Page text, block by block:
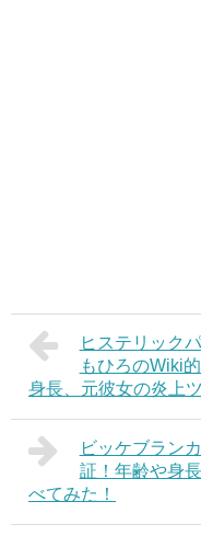
ヒステリック
もひろのWiki
身長、元彼女の炎上
ビッケブラン
証！年齢や身
べてみた！